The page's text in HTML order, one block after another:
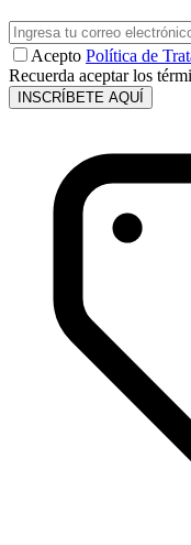
Acepto Política de
Recuerda aceptar los
INSCRÍBETE AQUÍ